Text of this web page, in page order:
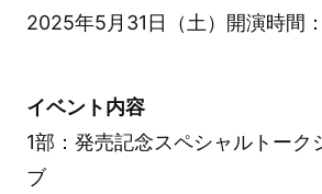
2025年5月31日（土）開演時間
イベント内容
1部：発売記念スペシャルトーク
ブ